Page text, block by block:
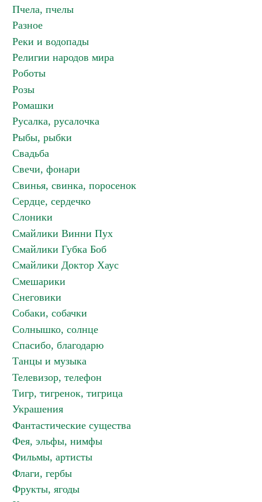
Пчела, пчелы
Разное
Реки и водопады
Религии народов мира
Роботы
Розы
Ромашки
Русалка, русалочка
Рыбы, рыбки
Свадьба
Свечи, фонари
Свинья, свинка, поросенок
Сердце, сердечко
Слоники
Смайлики Винни Пух
Смайлики Губка Боб
Смайлики Доктор Хаус
Смешарики
Снеговики
Собаки, собачки
Солнышко, солнце
Спасибо, благодарю
Танцы и музыка
Телевизор, телефон
Тигр, тигренок, тигрица
Украшения
Фантастические существа
Фея, эльфы, нимфы
Фильмы, артисты
Флаги, гербы
Фрукты, ягоды